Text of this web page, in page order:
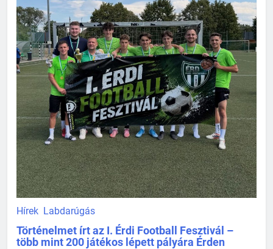
Hírek Labdarúgás
Történelmet írt az I. Érdi Football Fesztivál –
több mint 200 játékos lépett pályára Érden